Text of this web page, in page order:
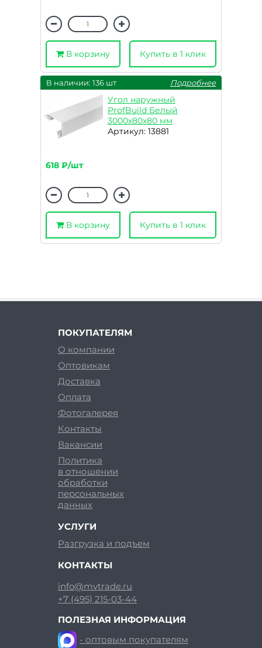
В корзину Купить в 1 клик
В наличии: 136 шт Подробнее
Угол наружный
ProfBuild Белый
3000х80х80 мм
Артикул: 13881
618 ₽/шт
В корзину Купить в 1 клик
ПОКУПАТЕЛЯМ
О компании
Оптовикам
Доставка
Оплата
Фотогалерея
Контакты
Вакансии
Политика
в отношении
обработки
персональных
данных
УСЛУГИ
Разгрузка и подъем
КОНТАКТЫ
info@mvtrade.ru
+7 (495) 215-03-44
ПОЛЕЗНАЯ ИНФОРМАЦИЯ
- оптовым покупателям